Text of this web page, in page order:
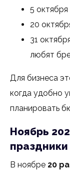
5
20
31
любят
Для бизнеса
когда удобно
планировать
Ноябрь
В ноябре 20